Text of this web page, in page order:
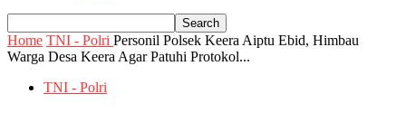
Home TNI - Polri Personil Polsek Keera Aiptu Ebid, Himbau
Warga Desa Keera Agar Patuhi Protokol...
TNI - Polri